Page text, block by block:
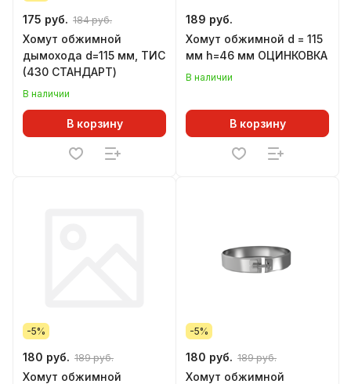
175 руб. 184 руб.
Хомут обжимной
дымохода d=115 мм, ТИС
(430 СТАНДАРТ)
В наличии
В корзину
189 руб.
Хомут обжимной d = 115
мм h=46 мм ОЦИНКОВКА
В наличии
В корзину
-5%
180 руб. 189 руб.
Хомут обжимной
-5%
180 руб. 189 руб.
Хомут обжимной